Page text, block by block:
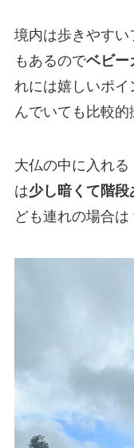
境内は歩きやす
もあるのでベビー
れには嬉しいポ
んでいても比較的
大仏の中に入れ
は少し暗くて階段
ども連れの場合は